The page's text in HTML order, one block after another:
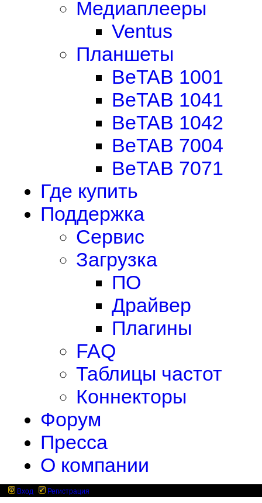
Медиаплееры
Ventus
Планшеты
BeTAB 1001
BeTAB 1041
BeTAB 1042
BeTAB 7004
BeTAB 7071
Где купить
Поддержка
Сервис
Загрузка
ПО
Драйвер
Плагины
FAQ
Таблицы частот
Коннекторы
Форум
Пресса
О компании
Вход Регистрация